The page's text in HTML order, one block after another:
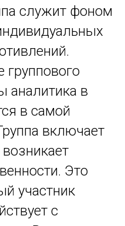
служит фоном
группового
аналитика в
в самой
включает
Это
участник
с